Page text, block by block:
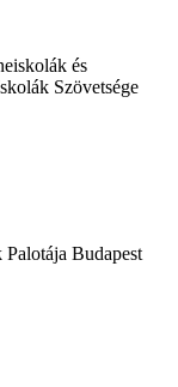
és
Szövetsége
Palotája Budapest